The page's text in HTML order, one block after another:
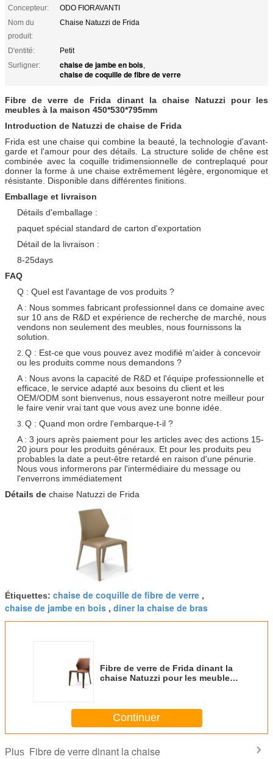
Concepteur:
ODO FIORAVANTI
Nom du
produit:
Chaise Natuzzi de Frida
D'entité:
Petit
Surligner:
chaise de jambe en bois,
chaise de coquille de fibre de verre
Fibre de verre de Frida dinant la chaise Natuzzi pour les
meubles à la maison 450*530*795mm
Introduction de Natuzzi de chaise de Frida
Frida est une chaise qui combine la beauté, la technologie d'avant-
garde et l'amour pour des détails. La structure solide de chêne est
combinée avec la coquille tridimensionnelle de contreplaqué pour
donner la forme à une chaise extrêmement légère, ergonomique et
résistante. Disponible dans différentes finitions.
Emballage et livraison
Détails d'emballage :
paquet spécial standard de carton d'exportation
Détail de la livraison :
8-25days
FAQ
Q : Quel est l'avantage de vos produits ?
A : Nous sommes fabricant professionnel dans ce domaine avec
sur 10 ans de R&D et expérience de recherche de marché, nous
vendons non seulement des meubles, nous fournissons la
solution.
2. Q : Est-ce que vous pouvez avez modifié m'aider à concevoir
ou les produits comme nous demandons ?
A : Nous avons la capacité de R&D et l'équipe professionnelle et
efficace, le service adapté aux besoins du client et les
OEM/ODM sont bienvenus, nous essayeront notre meilleur pour
le faire venir vrai tant que vous avez une bonne idée.
3. Q : Quand mon ordre l'embarque-t-il ?
A : 3 jours après paiement pour les articles avec des actions 15-
20 jours pour les produits généraux. Et pour les produits peu
probables la date a peut-être retardé en raison d'une pénurie.
Nous vous informerons par l'intermédiaire du message ou
l'enverrons immédiatement
Détails de chaise Natuzzi de Frida
Étiquettes: chaise de coquille de fibre de verre ,
chaise de jambe en bois , diner la chaise de bras
Fibre de verre de Frida dinant la
chaise Natuzzi pour les meubles
Continuer
Plus Fibre de verre dinant la chaise